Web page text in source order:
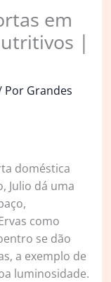
em
|
Por Grandes
doméstica
Julio dá uma
como
se dão
a exemplo de
luminosidade.